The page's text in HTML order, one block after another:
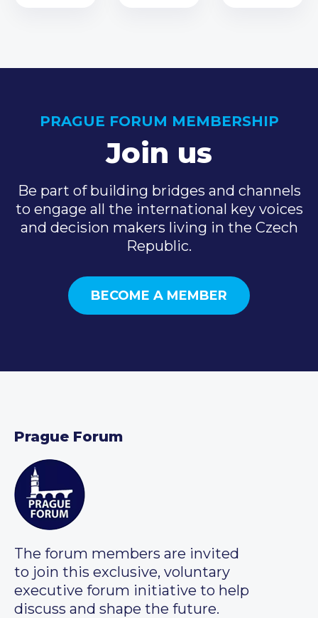
PRAGUE FORUM MEMBERSHIP
Join us
Be part of building bridges and channels
to engage all the international key voices
and decision makers living in the Czech
Republic.
BECOME A MEMBER
Prague Forum
The forum members are invited
to join this exclusive, voluntary
executive forum initiative to help
discuss and shape the future.